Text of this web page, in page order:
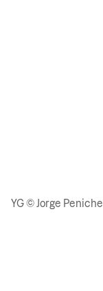
YG © Jorge Peniche